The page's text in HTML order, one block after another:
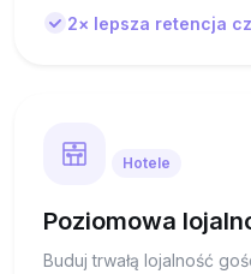
2× lepsza retencja
Hotele
Poziomowa
Buduj trwałą lojalność